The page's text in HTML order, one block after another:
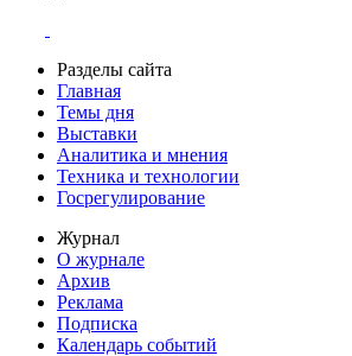
Разделы сайта
Главная
Темы дня
Выставки
Аналитика и мнения
Техника и технологии
Госрегулирование
Журнал
О журнале
Архив
Реклама
Подписка
Календарь событий